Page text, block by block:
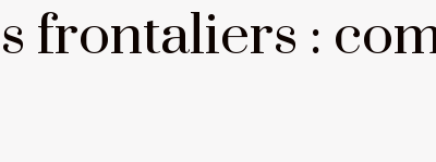
frontaliers :